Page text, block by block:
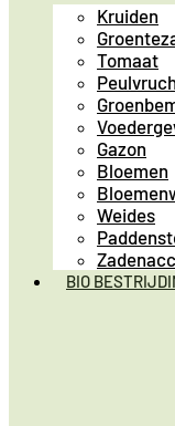
Kruiden
Tomaat
Gazon
Bloemen
Weides
BIO